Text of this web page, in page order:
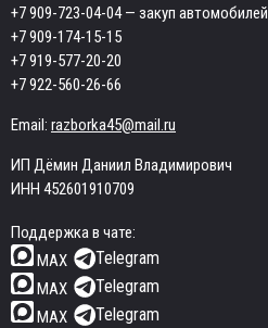
+7 909-723-04-04— закуп автомобилей
+7 909-174-15-15
+7 919-577-20-20
+7 922-560-26-66
Email: razborka45@mail.ru
ИП Дёмин Даниил Владимирович
ИНН 452601910709
Поддержка в чате:
MAX
Telegram
MAX Telegram
MAX Telegram